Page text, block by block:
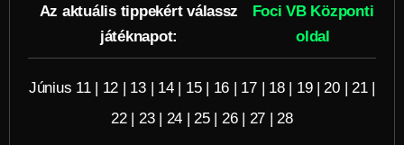
Az aktuális tippekért válassz
játéknapot:
Foci VB Központi
oldal
Június 11| 12 | 13| 14| 15| 16 | 17| 18| 19| 20| 21|
22| 23| 24 | 25| 26| 27 | 28